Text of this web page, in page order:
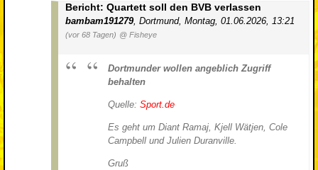
Bericht: Quartett soll den BVB verlassen
bambam191279, Dortmund, Montag, 01.06.2026, 13:21
(vor 68 Tagen) @ Fisheye
Dortmunder wollen angeblich Zugriff
behalten
Quelle: Sport.de
Es geht um Diant Ramaj, Kjell Wätjen, Cole
Campbell und Julien Duranville.
Gruß